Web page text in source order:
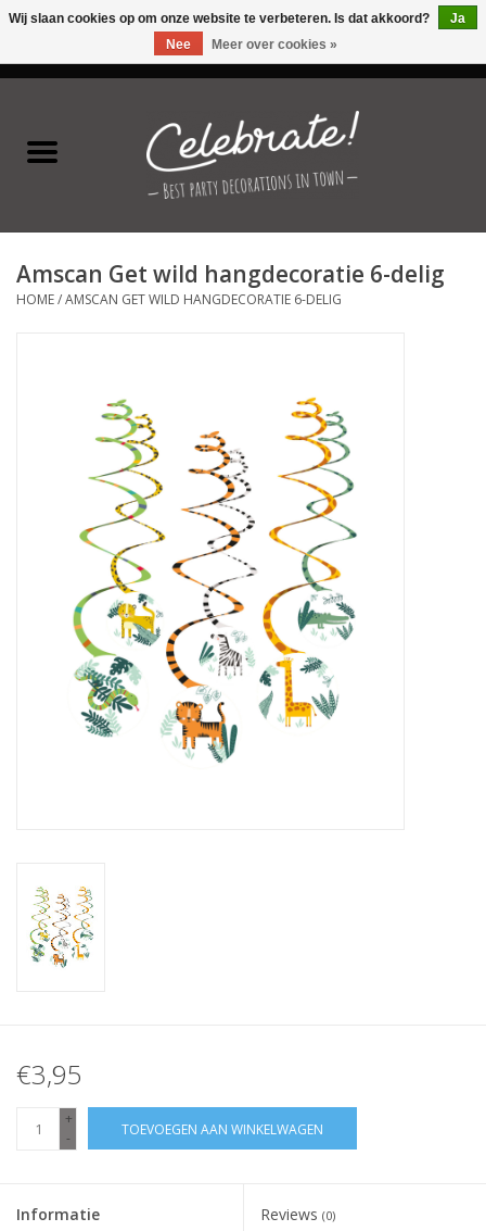
Latex ballonnen
Folie ballonnen
Verjaardag thema's
Speciale momenten
Kinderfeestjes
Schmink&beauty
Accessoires
Amscan Get wild hangdecoratie 6-delig
HOME/AMSCAN GET WILD HANGDECORATIE 6-DELIG
€3,95
+
-
TOEVOEGEN AAN WINKELWAGEN
Informatie Reviews (0)
Wij slaan cookies op om onze website te verbeteren. Is dat akkoord?
Ja
Nee
Meer over cookies »